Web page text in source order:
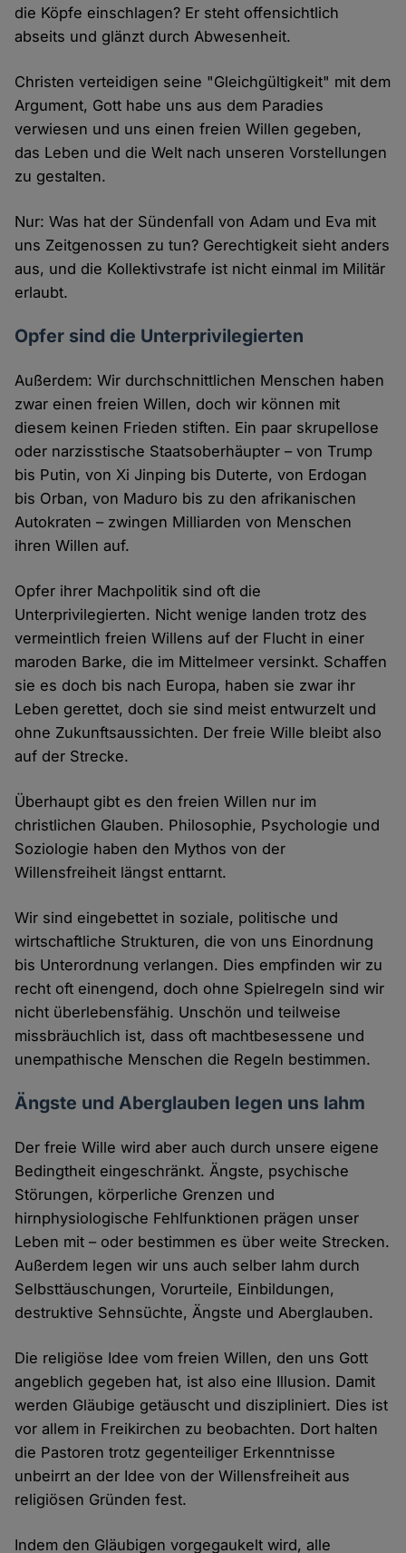
die Köpfe einschlagen? Er steht offensichtlich
abseits und glänzt durch Abwesenheit.
Christen verteidigen seine "Gleichgültigkeit" mit dem
Argument, Gott habe uns aus dem Paradies
verwiesen und uns einen freien Willen gegeben,
das Leben und die Welt nach unseren Vorstellungen
zu gestalten.
Nur: Was hat der Sündenfall von Adam und Eva mit
uns Zeitgenossen zu tun? Gerechtigkeit sieht anders
aus, und die Kollektivstrafe ist nicht einmal im Militär
erlaubt.
Opfer sind die Unterprivilegierten
Außerdem: Wir durchschnittlichen Menschen haben
zwar einen freien Willen, doch wir können mit
diesem keinen Frieden stiften. Ein paar skrupellose
oder narzisstische Staatsoberhäupter – von Trump
bis Putin, von Xi Jinping bis Duterte, von Erdogan
bis Orban, von Maduro bis zu den afrikanischen
Autokraten – zwingen Milliarden von Menschen
ihren Willen auf.
Opfer ihrer Machpolitik sind oft die
Unterprivilegierten. Nicht wenige landen trotz des
vermeintlich freien Willens auf der Flucht in einer
maroden Barke, die im Mittelmeer versinkt. Schaffen
sie es doch bis nach Europa, haben sie zwar ihr
Leben gerettet, doch sie sind meist entwurzelt und
ohne Zukunftsaussichten. Der freie Wille bleibt also
auf der Strecke.
Überhaupt gibt es den freien Willen nur im
christlichen Glauben. Philosophie, Psychologie und
Soziologie haben den Mythos von der
Willensfreiheit längst enttarnt.
Wir sind eingebettet in soziale, politische und
wirtschaftliche Strukturen, die von uns Einordnung
bis Unterordnung verlangen. Dies empfinden wir zu
recht oft einengend, doch ohne Spielregeln sind wir
nicht überlebensfähig. Unschön und teilweise
missbräuchlich ist, dass oft machtbesessene und
unempathische Menschen die Regeln bestimmen.
Ängste und Aberglauben legen uns lahm
Der freie Wille wird aber auch durch unsere eigene
Bedingtheit eingeschränkt. Ängste, psychische
Störungen, körperliche Grenzen und
hirnphysiologische Fehlfunktionen prägen unser
Leben mit – oder bestimmen es über weite Strecken.
Außerdem legen wir uns auch selber lahm durch
Selbsttäuschungen, Vorurteile, Einbildungen,
destruktive Sehnsüchte, Ängste und Aberglauben.
Die religiöse Idee vom freien Willen, den uns Gott
angeblich gegeben hat, ist also eine Illusion. Damit
werden Gläubige getäuscht und diszipliniert. Dies ist
vor allem in Freikirchen zu beobachten. Dort halten
die Pastoren trotz gegenteiliger Erkenntnisse
unbeirrt an der Idee von der Willensfreiheit aus
religiösen Gründen fest.
Indem den Gläubigen vorgegaukelt wird, alle